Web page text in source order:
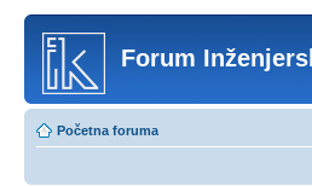
Forum
Početna foruma